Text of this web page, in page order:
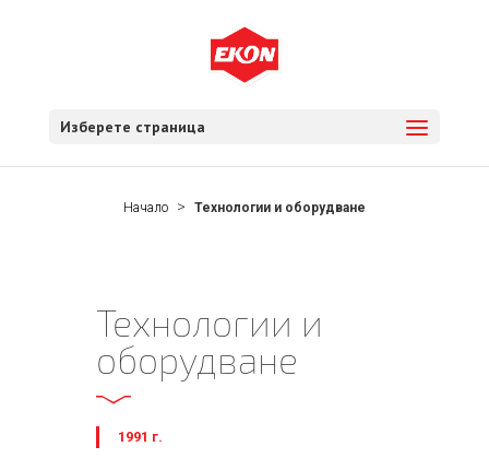
Изберете страница
Начало Технологии и оборудване
Технологии и
оборудване
1991 г.